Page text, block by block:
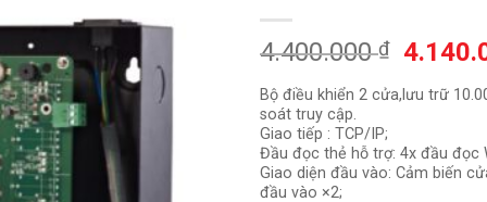
4.400.000₫
Giá
là:
Bộ điều khiển 2 cửa,lưu trữ
soát truy cập.
Giao tiếp : TCP/IP;
Đầu đọc thẻ hỗ trợ: 4x đầu đọc
Giao diện đầu vào: Cảm biến
đầu vào ×2;